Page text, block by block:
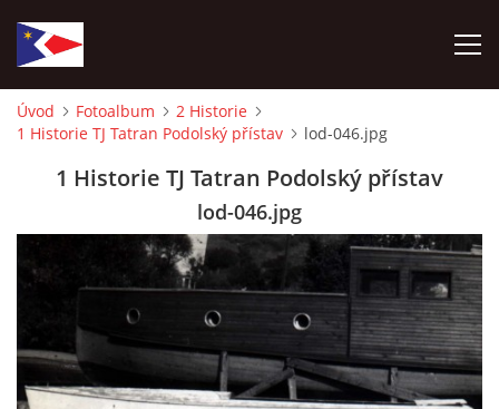
ÚVOD
NÁBOR NOVÝCH ČLENŮ
HISTORIE
SOUČASNOST
Úvod Fotoalbum
2 Historie
1 Historie TJ Tatran Podolský přístav
lod-046.jpg
1 Historie TJ Tatran Podolský přístav
lod-046.jpg